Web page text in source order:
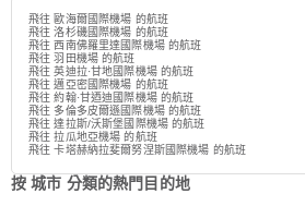
飛往 歐海爾國際機場 的航班
飛往 洛杉磯國際機場 的航班
飛往 西南佛羅里達國際機場 的航班
飛往 羽田機場 的航班
飛往 英迪拉·甘地國際機場 的航班
飛往 邁亞密國際機場 的航班
飛往 約翰·甘迺迪國際機場 的航班
飛往 多倫多皮爾遜國際機場 的航班
飛往 達拉斯/沃斯堡國際機場 的航班
飛往 拉瓜地亞機場 的航班
飛往 卡塔赫納拉斐爾努涅斯國際機場 的航班
按 城市 分類的熱門目的地